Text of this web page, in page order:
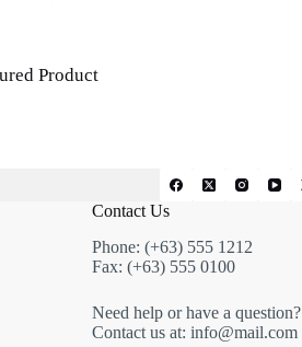
Product
Contact Us
Phone: (+63) 555 1212
Fax: (+63) 555 0100
Need help or have a question?
Contact us at: info@mail.com